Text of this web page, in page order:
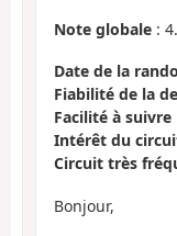
Note globale :
Date de la
Fiabilité de la
Facilité à
Intérêt du
Circuit très
Bonjour,